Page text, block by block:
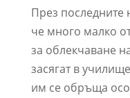
През последните
че много малко
за облекчаване
засягат в
им се обръща